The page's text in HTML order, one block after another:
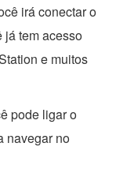
irá conectar o
já tem acesso
e muitos
pode ligar o
navegar no